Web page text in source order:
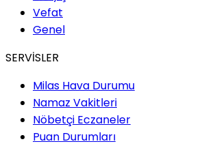
Vefat
Genel
SERVİSLER
Milas Hava Durumu
Namaz Vakitleri
Nöbetçi Eczaneler
Puan Durumları